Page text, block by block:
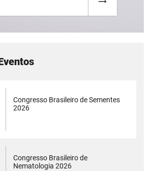
Congresso Brasileiro de Sementes
2026
Congresso Brasileiro de
Nematologia 2026